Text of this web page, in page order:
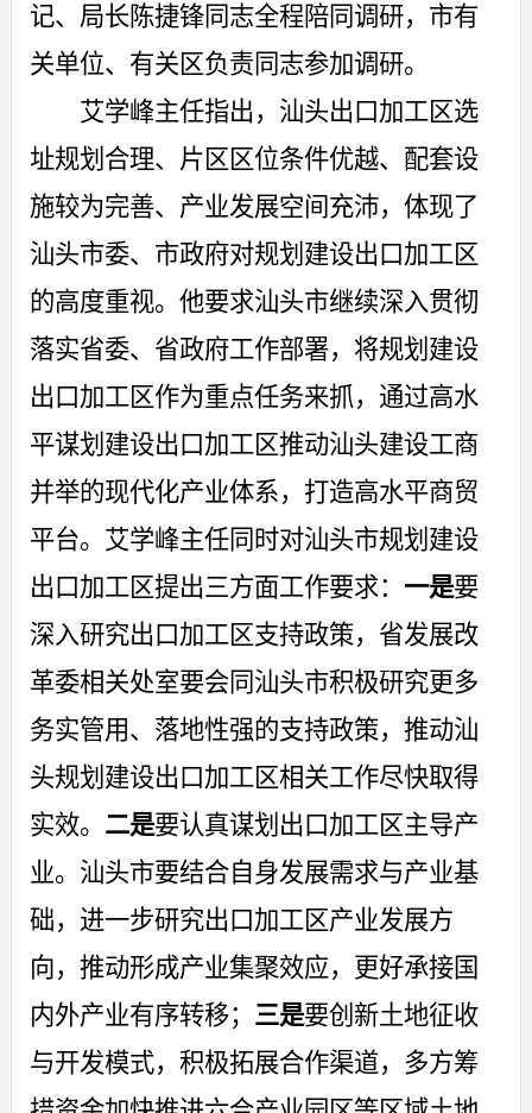
记、局长陈捷锋同志全程陪同调研，市有
关单位、有关区负责同志参加调研。
艾学峰主任指出，汕头出口加工区选
址规划合理、片区区位条件优越、配套设
施较为完善、产业发展空间充沛，体现了
汕头市委、市政府对规划建设出口加工区
的高度重视。他要求汕头市继续深入贯彻
落实省委、省政府工作部署，将规划建设
出口加工区作为重点任务来抓，通过高水
平谋划建设出口加工区推动汕头建设工商
并举的现代化产业体系，打造高水平商贸
平台。艾学峰主任同时对汕头市规划建设
出口加工区提出三方面工作要求： 一是要
深入研究出口加工区支持政策，省发展改
革委相关处室要会同汕头市积极研究更多
务实管用、落地性强的支持政策，推动汕
头规划建设出口加工区相关工作尽快取得
实效。 二是要认真谋划出口加工区主导产
业。汕头市要结合自身发展需求与产业基
础，进一步研究出口加工区产业发展方
向，推动形成产业集聚效应，更好承接国
内外产业有序转移； 三是要创新土地征收
与开发模式，积极拓展合作渠道，多方筹